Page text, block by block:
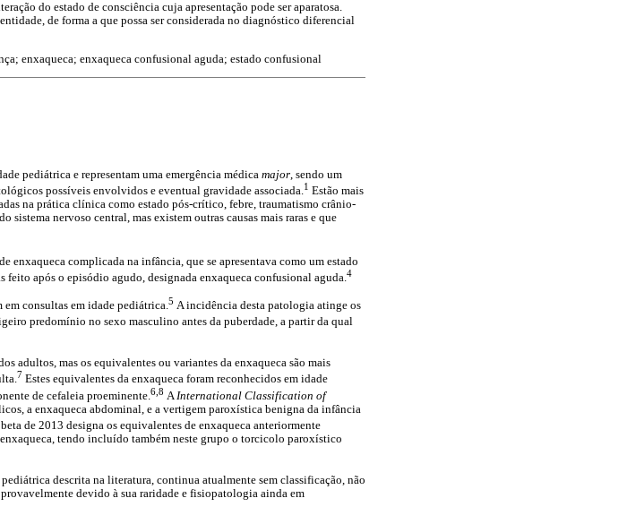
do estado de consciência cuja apresentação pode ser aparatosa.
de forma a que possa ser considerada no diagnóstico diferencial
enxaqueca; enxaqueca confusional aguda; estado confusional
pediátrica e representam uma emergência médica major, sendo um
possíveis envolvidos e eventual gravidade associada.1 Estão mais
na prática clínica como estado pós-crítico, febre, traumatismo crânio-
sistema nervoso central, mas existem outras causas mais raras e que
enxaqueca complicada na infância, que se apresentava como um estado
após o episódio agudo, designada enxaqueca confusional aguda.4
em consultas em idade pediátrica.5 A incidência desta patologia atinge os
predomínio no sexo masculino antes da puberdade, a partir da qual
adultos, mas os equivalentes ou variantes da enxaqueca são mais
7 Estes equivalentes da enxaqueca foram reconhecidos em idade
de cefaleia proeminente. 6,8 A International Classification of
a enxaqueca abdominal, e a vertigem paroxística benigna da infância
de 2013 designa os equivalentes de enxaqueca anteriormente
tendo incluído também neste grupo o torcicolo paroxístico
descrita na literatura, continua atualmente sem classificação, não
devido à sua raridade e fisiopatologia ainda em